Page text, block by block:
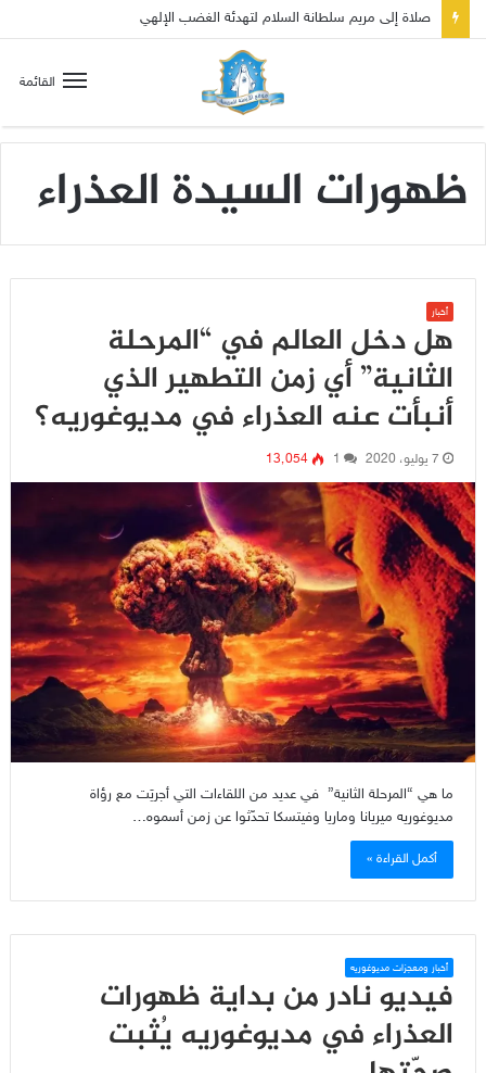
صلاة إلى مريم سلطانة السلام لتهدئة الغضب الإلهي
القائمة
ظهورات السيدة العذراء
أخبار
هل دخل العالم في “المرحلة
الثانية” أي زمن التطهير الذي
أنبأت عنه العذراء في مديوغوريه؟
7 يوليو، 2020 1 13٬054
ما هي “المرحلة الثانية” في عديد من اللقاءات التي أجريَت مع رؤاة
مديوغوريه ميريانا وماريا وفيتسكا تحدّثوا عن زمن أسموه…
أكمل القراءة »
أخبار ومعجزات مديوغوريه
فيديو نادر من بداية ظهورات
العذراء في مديوغوريه يُثبت